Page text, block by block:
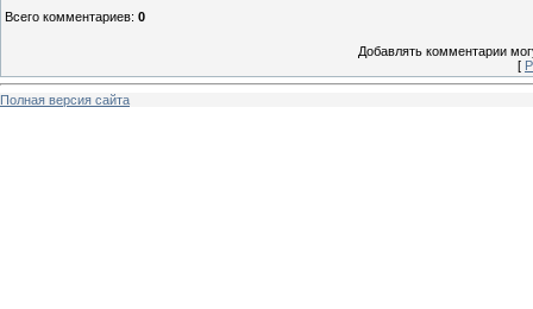
Всего комментариев: 0
Добавлять комментарии
[
Полная версия сайта